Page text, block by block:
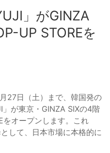
」がGINZA
UP STOREを
27日（土）まで、韓国発の
が東京・GINZA SIXの4階
をオープンします。これ
して、日本市場に本格的に